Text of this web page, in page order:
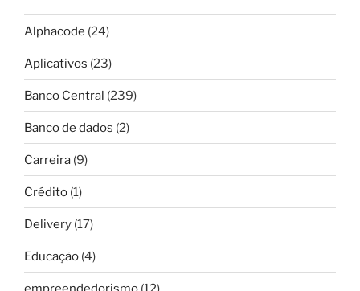
Alphacode (24)
Aplicativos (23)
Banco Central (239)
Banco de dados (2)
Carreira (9)
Crédito (1)
Delivery (17)
Educação (4)